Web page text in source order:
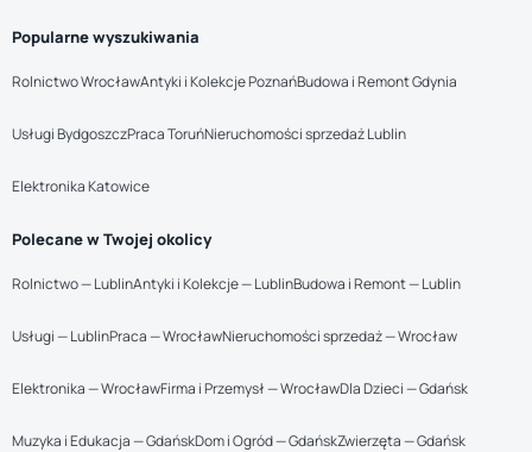
Popularne wyszukiwania
Rolnictwo WrocławAntyki i Kolekcje PoznańBudowa i Remont Gdynia
Usługi BydgoszczPraca ToruńNieruchomości sprzedaż Lublin
Elektronika Katowice
Polecane w Twojej okolicy
Rolnictwo — LublinAntyki i Kolekcje — LublinBudowa i Remont — Lublin
Usługi — LublinPraca — WrocławNieruchomości sprzedaż — Wrocław
Elektronika — WrocławFirma i Przemysł — WrocławDla Dzieci — Gdańsk
Muzyka i Edukacja — GdańskDom i Ogród — GdańskZwierzęta — Gdańsk